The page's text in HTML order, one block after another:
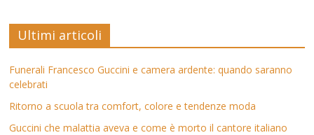
Ultimi articoli
Funerali Francesco Guccini e camera ardente: quando saranno
celebrati
Ritorno a scuola tra comfort, colore e tendenze moda
Guccini che malattia aveva e come è morto il cantore italiano